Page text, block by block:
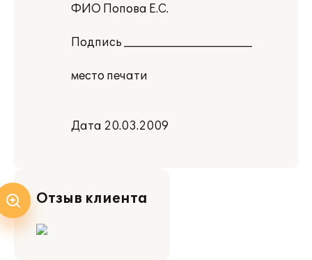
ФИО Попова Е.С.
Подпись _______________________
место печати
Дата 20.03.2009
Отзыв клиента